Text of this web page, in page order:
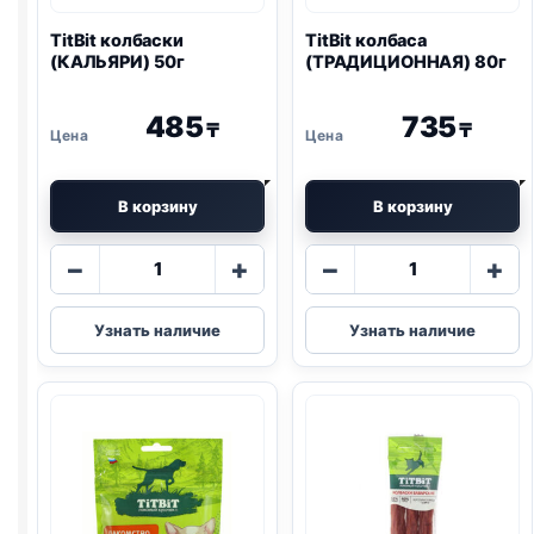
TitBit колбаски
(КАЛЬЯРИ) 50г
485₸
В корзину
−
Количество
TitBit
колбаски
(КАЛЬЯРИ)
+
Узнать наличие
TitBit колбаса
(ТРАДИЦИОННАЯ) 80г
735₸
В корзину
−
Количество
TitBit
колбаса
+
Узнать наличие